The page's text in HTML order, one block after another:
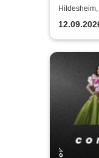
Früher
oder?